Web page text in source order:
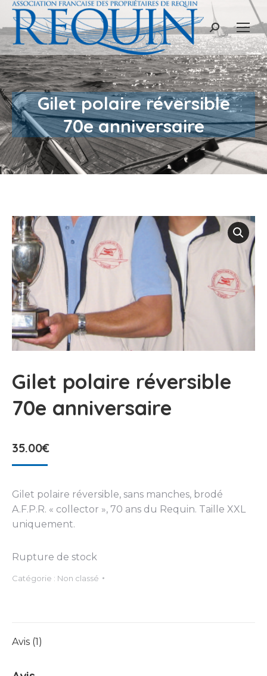
Recherche
:
Gilet polaire réversible
70e anniversaire
Vous êtes ici :
Gilet polaire réversible
70e anniversaire
35.00€
Gilet polaire réversible, sans manches, brodé
A.F.P.R. « collector », 70 ans du Requin. Taille XXL
uniquement.
Rupture de stock
Catégorie : Non classé
Avis (1)